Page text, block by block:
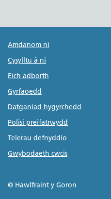
Public Health
Amdanom ni
Cysylltu â ni
Eich adborth
Gyrfaoedd
Datganiad hygyrchedd
Polisi preifatrwydd
Telerau defnyddio
Gwybodaeth cwcis
© Hawlfraint y Goron